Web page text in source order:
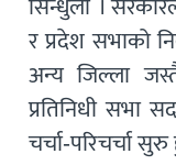
र प्रदेश सभाको
अन्य जिल्ला
प्रतिनिधी सभा
चर्चा-परिचर्चा